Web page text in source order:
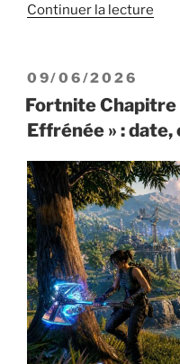
Continuer la lecture
3
:
les
PUBLIÉ
LE
09/06/2026
Fortnite Chapitre
Effrénée » :